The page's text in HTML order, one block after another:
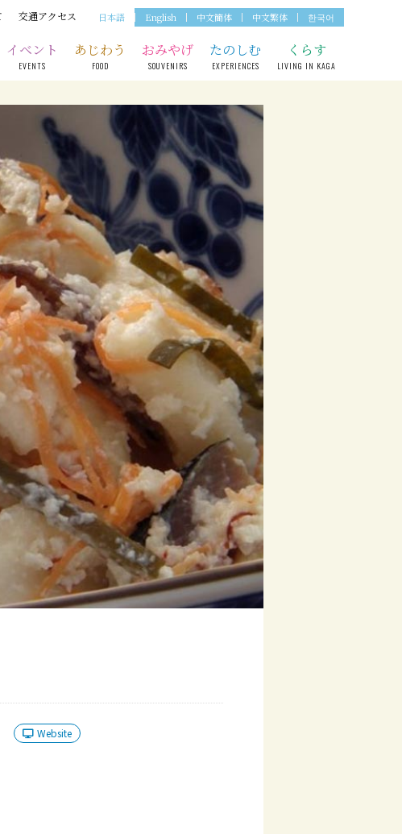
交通アクセス 日本語 English 中文簡体 中文繁体 한국어
イベント
EVENTS
あじわう
FOOD
おみやげ
SOUVENIRS
たのしむ
EXPERIENCES
くらす
LIVING IN KAGA
Website